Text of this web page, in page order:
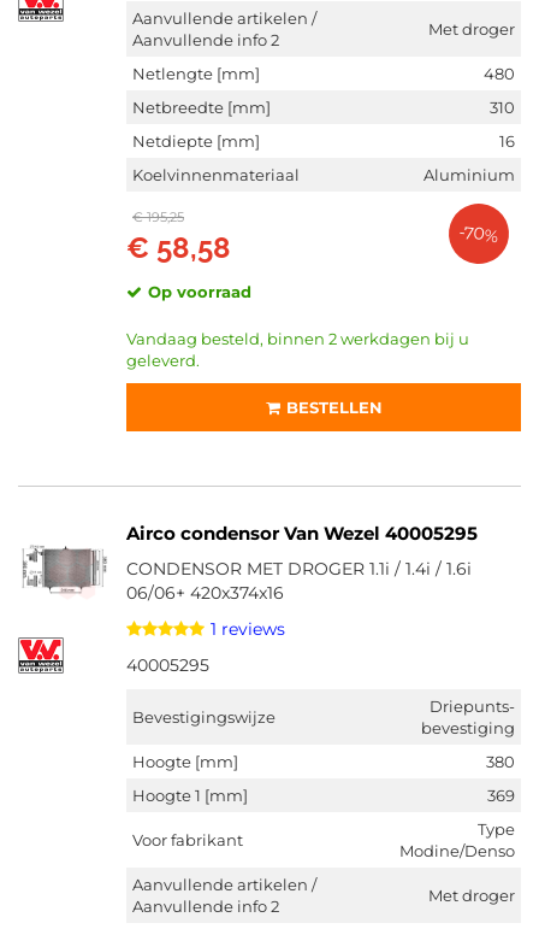
Aanvullende artikelen /
Aanvullende info 2
Met droger
Netlengte [mm]
480
Netbreedte [mm]
310
Netdiepte [mm]
16
Koelvinnenmateriaal
Aluminium
€ 195,25
€ 58,58 -70%
Op voorraad
Vandaag besteld, binnen 2 werkdagen bij u
geleverd.
BESTELLEN
Airco condensor Van Wezel 40005295
CONDENSOR MET DROGER 1.1i / 1.4i / 1.6i
06/06+ 420x374x16
1 reviews
40005295
Bevestigingswijze
Driepunts-
bevestiging
Hoogte [mm]
380
Hoogte 1 [mm]
369
Voor fabrikant
Type
Modine/Denso
Aanvullende artikelen /
Aanvullende info 2
Met droger